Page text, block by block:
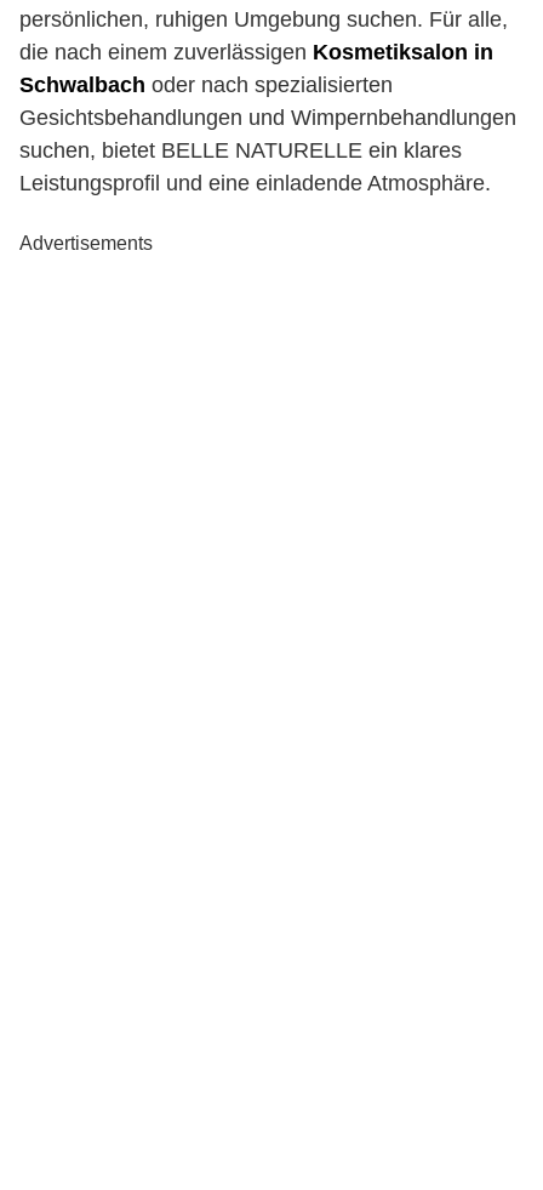
persönlichen, ruhigen Umgebung suchen. Für alle,
die nach einem zuverlässigen Kosmetiksalon in
Schwalbach oder nach spezialisierten
Gesichtsbehandlungen und Wimpernbehandlungen
suchen, bietet BELLE NATURELLE ein klares
Leistungsprofil und eine einladende Atmosphäre.
Advertisements